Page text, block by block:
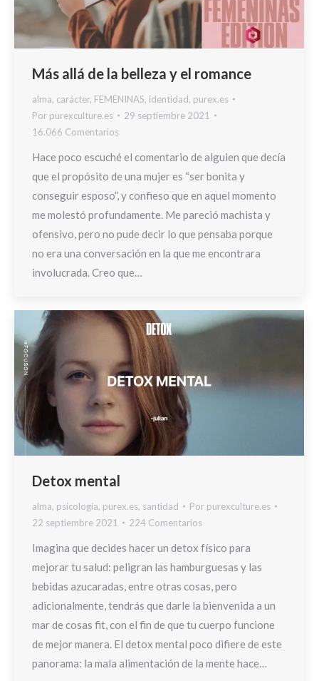
Más allá de la belleza y el romance
alma, carácter, FEMENINAS, identidad, purex.es
Por purexculture.es
29 septiembre 2021
16.066 Comentarios
Hace poco escuché el comentario de alguien que decía
que el propósito de una mujer es “ser bonita y
conseguir esposo”, y confieso que en aquel momento
me molestó profundamente. Me pareció machista y
ofensivo, pero no pude decir lo que pensaba porque
no era una conversación en la que me encontrara
involucrada. Creo que…
Detox mental
alma, psicología, purex.es, santidad Por purexculture.es
22 septiembre 2021
224 Comentarios
Imagina que decides hacer un detox físico para
mejorar tu salud: peligran las hamburguesas y las
bebidas azucaradas, entre otras cosas, pero
adicionalmente, tendrás que darle la bienvenida a un
mar de cosas fit, con el fin de que tu cuerpo funcione
de mejor manera. El detox mental poco difiere de este
panorama: la mala alimentación de la mente hace…